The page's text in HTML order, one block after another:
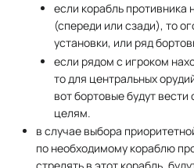
если корабль противника
(спереди или сзади), то
установки, или ряд
если рядом с игроком
то для центральных
вот бортовые будут
целям.
в случае выбора
по необходимому кораблю